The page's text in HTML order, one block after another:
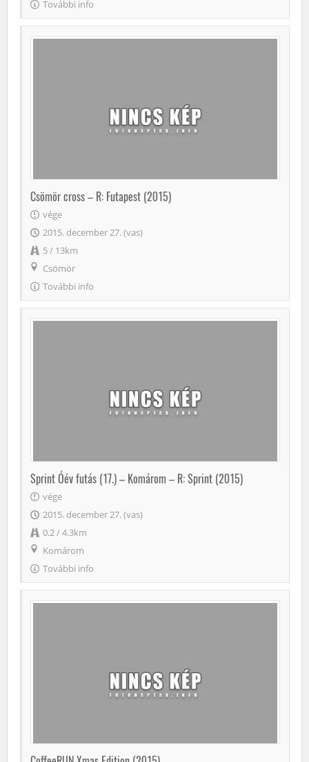
További info
Csömör cross – R: Futapest (2015)
vége
2015. december 27. (vas)
5 / 13km
Csömör
További info
Sprint Óév futás (17.) – Komárom – R: Sprint (2015)
vége
2015. december 27. (vas)
0.2 / 4.3km
Komárom
További info